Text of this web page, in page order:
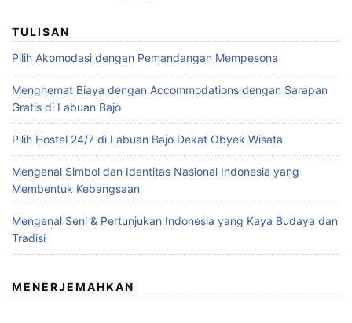
TULISAN
Pilih Akomodasi dengan Pemandangan Mempesona
Menghemat Biaya dengan Accommodations dengan Sarapan
Gratis di Labuan Bajo
Pilih Hostel 24/7 di Labuan Bajo Dekat Obyek Wisata
Mengenal Simbol dan Identitas Nasional Indonesia yang
Membentuk Kebangsaan
Mengenal Seni & Pertunjukan Indonesia yang Kaya Budaya dan
Tradisi
MENERJEMAHKAN